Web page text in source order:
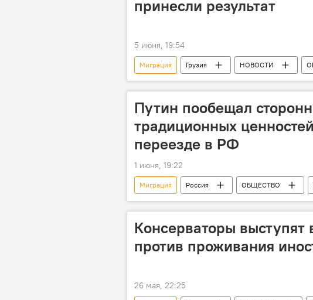
принесли результат
5 июня, 19:54
Миграция Грузия НОВОСТИ
миграционная политика
Путин пообещал
традиционных
переезде в РФ
1 июня, 19:22
Миграция Россия ОБЩЕСТВО
Консерваторы выступят
против проживания
26 мая, 22:25